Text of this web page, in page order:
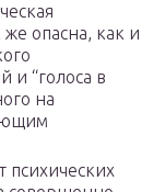
опасна, как и
и “голоса в
на
психических